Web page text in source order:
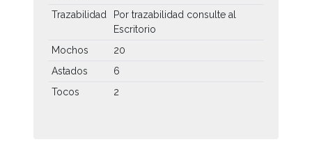
Trazabilidad
Por trazabilidad consulte al
Escritorio
Mochos
20
Astados
6
Tocos
2